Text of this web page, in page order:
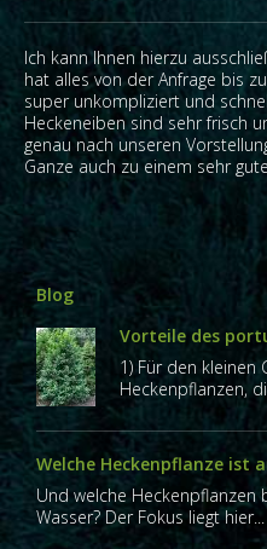
Ich kann Ihnen hierzu
hat alles von der Anfrage bis
super unkompliziert und
Heckeneiben sind sehr frisch
genau nach unseren
Ganze auch zu einem sehr
Blog
Vorteile des
1) Für den kleinen
Heckenpflanzen,
Welche Heckenpflanze ist
Und welche
Wasser? Der Fokus liegt hier...